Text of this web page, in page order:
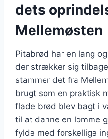
dets
Mellemøsten
Pitabrød har en lang
der strækker sig
stammer det fra
brugt som en praktisk
flade brød blev bagt i
til at danne en lomme
fylde med forskellige